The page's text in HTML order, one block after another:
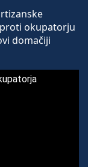
okupatorju
domačiji